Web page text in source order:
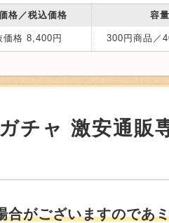
格／税込価格 容量
価格 8,400円 300円商品／
チャ 激安通販
合がございますのであ